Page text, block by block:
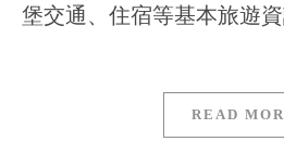
堡交通、住宿等基本旅遊資
READ